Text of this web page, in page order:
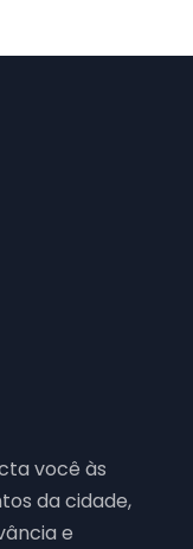
você às
da cidade,
e